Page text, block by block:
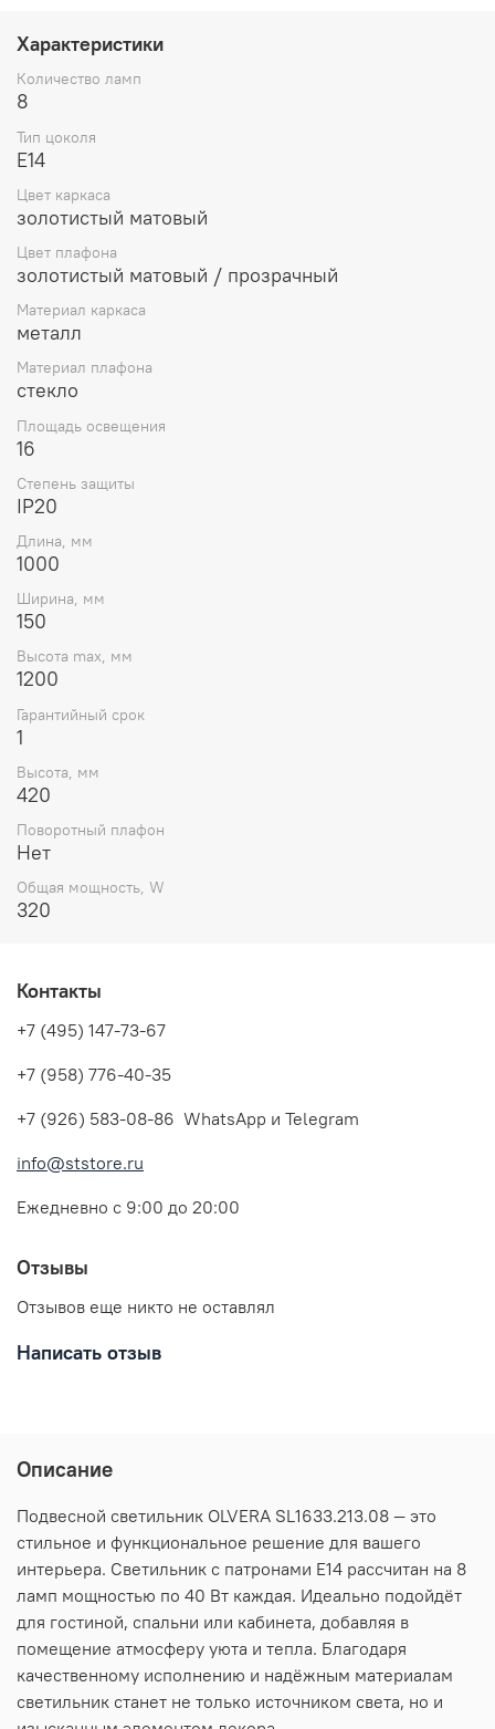
светильник станет не только источником света, но и
изысканным элементом декора.
Характеристики
Количество ламп
8
Тип цоколя
E14
Цвет каркаса
золотистый матовый
Цвет плафона
золотистый матовый / прозрачный
Материал каркаса
металл
Материал плафона
стекло
Площадь освещения
16
Степень защиты
IP20
Длина, мм
1000
Ширина, мм
150
Высота max, мм
1200
Гарантийный срок
1
Высота, мм
420
Поворотный плафон
Нет
Общая мощность, W
320
Контакты
+7 (495) 147-73-67
+7 (958) 776-40-35
+7 (926) 583-08-86 WhatsApp и Telegram
info@ststore.ru
Ежедневно с 9:00 до 20:00
Отзывы
Отзывов еще никто не оставлял
Написать отзыв
Описание
Подвесной светильник OLVERA SL1633.213.08 — это
стильное и функциональное решение для вашего
интерьера. Светильник с патронами E14 рассчитан на 8
ламп мощностью по 40 Вт каждая. Идеально подойдёт
для гостиной, спальни или кабинета, добавляя в
помещение атмосферу уюта и тепла. Благодаря
качественному исполнению и надёжным материалам
светильник станет не только источником света, но и